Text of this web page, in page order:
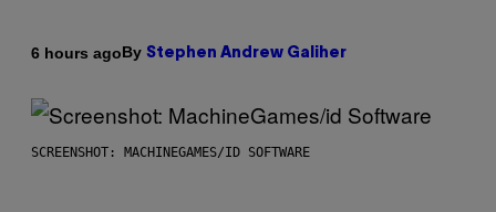
6 hours agoBy Stephen Andrew Galiher
SCREENSHOT: MACHINEGAMES/ID SOFTWARE